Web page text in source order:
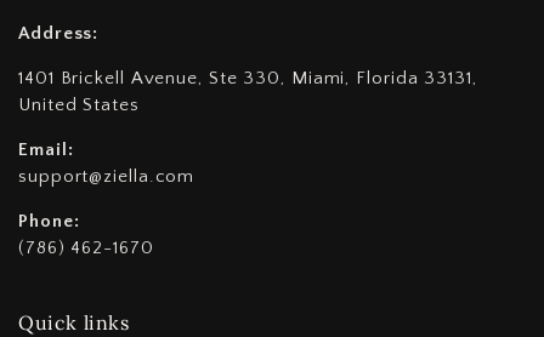
Address:
1401 Brickell Avenue, Ste 330, Miami, Florida 33131,
United States
Email:
support@ziella.com
Phone:
(786) 462-1670
Quick links